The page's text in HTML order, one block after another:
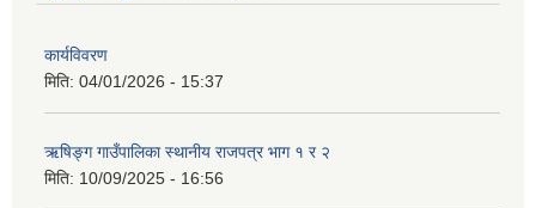
कार्यविवरण
मिति: 04/01/2026 - 15:37
ऋषिङ्ग गाउँपालिका स्थानीय राजपत्र भाग १ र २
मिति: 10/09/2025 - 16:56